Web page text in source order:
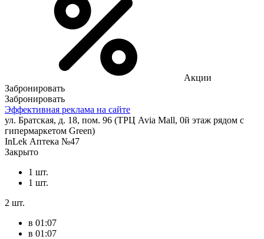
Акции
Забронировать
Забронировать
Эффективная реклама на сайте
ул. Братская, д. 18, пом. 96 (ТРЦ Avia Mall, 0й этаж рядом с
гипермаркетом Green)
InLek Аптека №47
Закрыто
1 шт.
1 шт.
2 шт.
в 01:07
в 01:07